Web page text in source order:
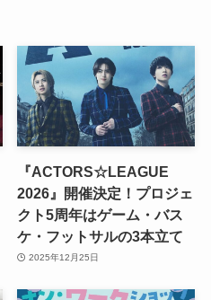
『ACTORS☆LEAGUE
2026』開催決定！プロジェ
クト5周年はゲーム・バス
ケ・フットサルの3本立て
2025年12月25日